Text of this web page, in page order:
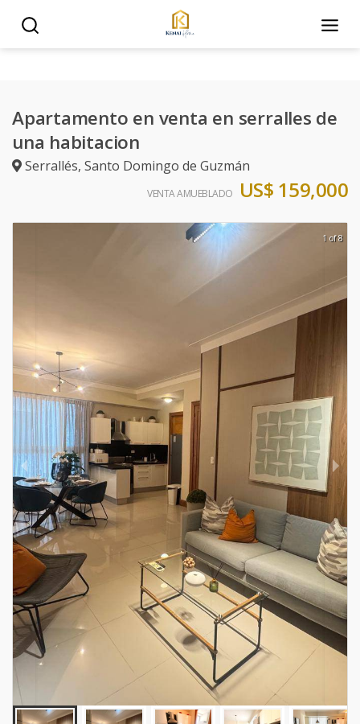
Apartamento en venta en serralles de
una habitacion
Serrallés, Santo Domingo de Guzmán
VENTA AMUEBLADO US$ 159,000
1 of 8